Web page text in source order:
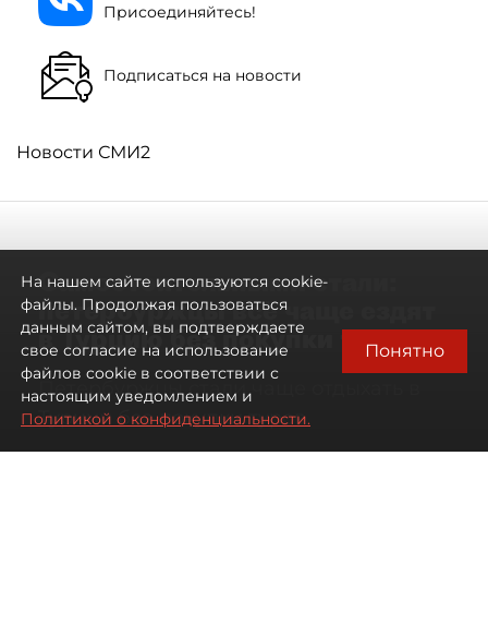
Присоединяйтесь!
Подписаться на новости
Новости СМИ2
Самостоятельными стали:
петербуржцы всё чаще ездят
в Турцию без покупки туров
Петербуржцы стали чаще отдыхать в
Турции без покупки туров
На нашем сайте используются cookie-
файлы. Продолжая пользоваться
данным сайтом, вы подтверждаете
свое согласие на использование
файлов cookie в соответствии с
настоящим уведомлением и
Политикой о конфиденциальности.
Понятно